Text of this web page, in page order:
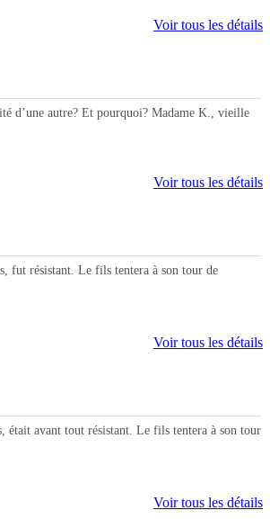
Voir tous les détails
d’une autre? Et pourquoi? Madame K., vieille
Voir tous les détails
fut résistant. Le fils tentera à son tour de
Voir tous les détails
avant tout résistant. Le fils tentera à son tour
Voir tous les détails